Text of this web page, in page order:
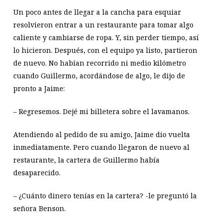
Un poco antes de llegar a la cancha para esquiar
resolvieron entrar a un restaurante para tomar algo
caliente y cambiarse de ropa. Y, sin perder tiempo, así
lo hicieron. Después, con el equipo ya listo, partieron
de nuevo. No habían recorrido ni medio kilómetro
cuando Guillermo, acordándose de algo, le dijo de
pronto a Jaime:
– Regresemos. Dejé mi billetera sobre el lavamanos.
Atendiendo al pedido de su amigo, Jaime dio vuelta
inmediatamente. Pero cuando llegaron de nuevo al
restaurante, la cartera de Guillermo había
desaparecido.
– ¿Cuánto dinero tenías en la cartera? -le preguntó la
señora Benson.